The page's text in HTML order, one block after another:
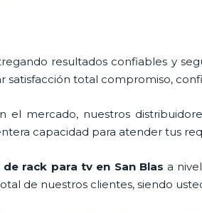
resultados confiables y
satisfacción total compromiso,
el mercado, nuestros
capacidad para atender tus
de rack para tven San Blas a
de nuestros clientes, siendo